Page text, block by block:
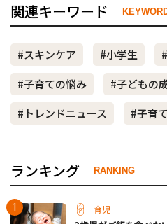
関連キーワード
#スキンケア #小学生
#子育ての悩み
#子どもの
#トレンドニュース
#子育
ランキング RANKING
育児